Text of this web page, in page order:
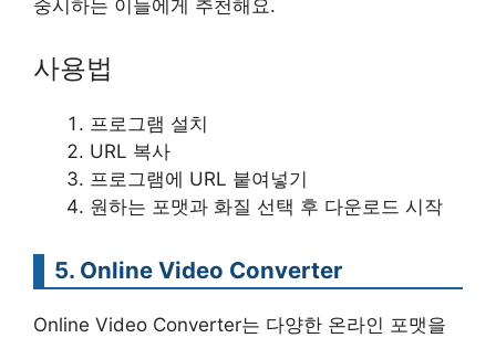
중시하는 이들에게 추천해요.
사용법
프로그램 설치
URL 복사
프로그램에 URL 붙여넣기
원하는 포맷과 화질 선택 후 다운로드 시작
5. Online Video Converter
Online Video Converter는 다양한 온라인 포맷을